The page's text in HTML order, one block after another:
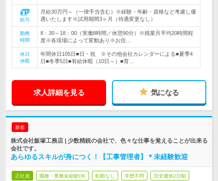
給与
月給30万円～（一律手当含む）※経験・年齢・資格など考慮し優
遇いたします※試用期間3ヶ月（待遇変更なし）
勤務
時間
8：30～18：00（実働8時間／休憩90分）※残業月平均20時間程
度※各現場によって変動あり※お住…
休日
休暇
年間休日105日■日・祝 ※その他会社カレンダーによる■夏季4
日■冬季5日■有給休暇（10日～）■育…
求人詳細を見る 気になる
新着
株式会社飯塚工務店 | 少数精鋭の会社で、色々な仕事を覚えることが出来る
会社です。
あらゆるスキルが身につく！【工事管理者】＊未経験歓迎
正社員 職種・業種未経験OK 転勤なし 学歴不問 完全週休2日制